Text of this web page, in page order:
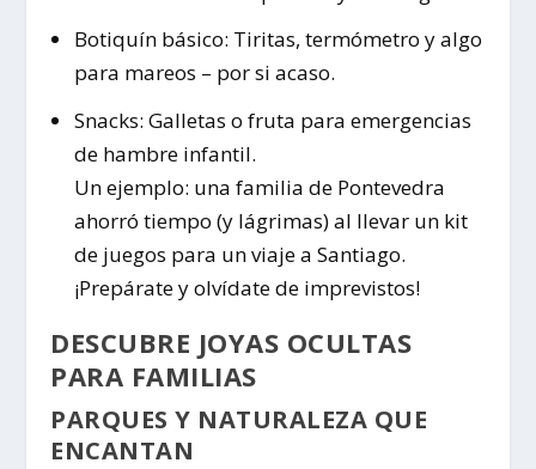
Botiquín básico: Tiritas, termómetro y algo
para mareos – por si acaso.
Snacks: Galletas o fruta para emergencias
de hambre infantil.
Un ejemplo: una familia de Pontevedra
ahorró tiempo (y lágrimas) al llevar un kit
de juegos para un viaje a Santiago.
¡Prepárate y olvídate de imprevistos!
DESCUBRE JOYAS OCULTAS
PARA FAMILIAS
PARQUES Y NATURALEZA QUE
ENCANTAN